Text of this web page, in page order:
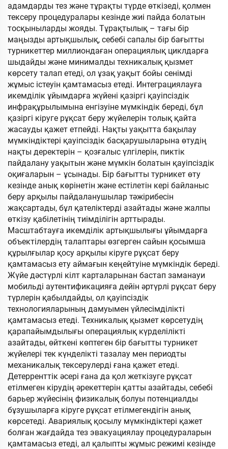
адамдарды тез және тұрақты түрде өткізеді, қолмен
тексеру процедуралары кезінде жиі пайда болатын
тосқыныларды жояды. Тұрақтылық – тағы бір
маңызды артықшылық, себебі сапалы бір бағытты
турникеттер миллиондаған операциялық циклдарға
шыдайды және минималды техникалық қызмет
көрсету талап етеді, ол ұзақ уақыт бойы сенімді
жұмыс істеуін қамтамасыз етеді. Интеграциялауға
икемділік ұйымдарға жүйені қазіргі қауіпсіздік
инфрақұрылымына енгізуіне мүмкіндік береді, бұл
қазіргі кіруге рұқсат беру жүйелерін толық қайта
жасауды қажет етпейді. Нақты уақытта бақылау
мүмкіндіктері қауіпсіздік басқарушыларына өтудің
нақты деректерін – қозғалыс үлгілерін, пиктік
пайдалану уақытын және мүмкін болатын қауіпсіздік
оқиғаларын – ұсынады. Бір бағытты турникет өту
кезінде анық көрінетін және естілетін кері байланыс
беру арқылы пайдаланушылар тәжірибесін
жақсартады, бұл қателіктерді азайтады және жалпы
өткізу қабілетінің тиімділігін арттырады.
Масштабтауға икемділік артықшылығы ұйымдарға
объектілердің талаптары өзгерген сайын қосымша
құрылғылар қосу арқылы кіруге рұқсат беру
қамтамасыз ету аймағын кеңейтуіне мүмкіндік береді.
Жүйе дәстүрлі кілт карталарынан бастап заманауи
мобильді аутентификацияға дейін әртүрлі рұқсат беру
түрлерін қабылдайды, ол қауіпсіздік
технологияларының дамуымен үйлесімділікті
қамтамасыз етеді. Техникалық қызмет көрсетудің
қарапайымдылығы операциялық күрделілікті
азайтады, өйткені көптеген бір бағытты турникет
жүйелері тек күнделікті тазалау мен периодты
механикалық тексерулерді ғана қажет етеді.
Детерренттік әсері ғана да қол жеткізуге рұқсат
етілмеген кірудің әрекеттерін қатты азайтады, себебі
барьер жүйесінің физикалық болуы потенциалды
бұзушыларға кіруге рұқсат етілмегендігін анық
көрсетеді. Авариялық қосылу мүмкіндіктері қажет
болған жағдайда тез эвакуациялау процедураларын
қамтамасыз етеді, ал қалыпты жұмыс режимі кезінде